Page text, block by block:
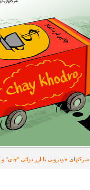
شرکتهای خودرویی با ارز دولتی "چای"